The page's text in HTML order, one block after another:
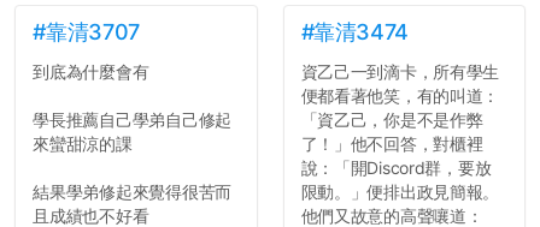
長作弊的風氣。
反正老人我明天就要搬離新
竹，之後如何發展與我無
關，就當最後一天發個牢騷
吧XD，祝學弟妹們修課順利
~~...
#靠清3707
到底為什麼會有
學長推薦自己學弟自己修起
來蠻甜涼的課
結果學弟修起來覺得很苦而
且成績也不好看
#靠清3474
資乙己一到滴卡，所有學生
便都看著他笑，有的叫道：
「資乙己，你是不是作弊
了！」他不回答，對櫃裡
說：「開Discord群，要放
限動。」便排出政見簡報。
他們又故意的高聲嚷道：